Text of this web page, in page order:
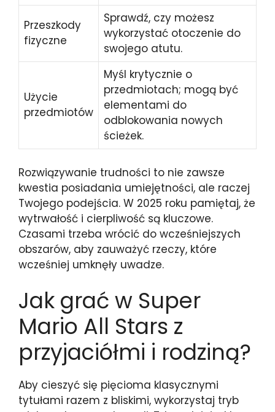
Przeszkody
fizyczne
Sprawdź, czy możesz
wykorzystać otoczenie do
swojego atutu.
Użycie
przedmiotów
Myśl krytycznie o
przedmiotach; mogą być
elementami do
odblokowania nowych
ścieżek.
Rozwiązywanie trudności to nie zawsze
kwestia posiadania umiejętności, ale raczej
Twojego podejścia. W 2025 roku pamiętaj, że
wytrwałość i cierpliwość są kluczowe.
Czasami trzeba wrócić do wcześniejszych
obszarów, aby zauważyć rzeczy, które
wcześniej umknęły uwadze.
Jak grać w Super
Mario All Stars z
przyjaciółmi i rodziną?
Aby cieszyć się pięcioma klasycznymi
tytułami razem z bliskimi, wykorzystaj tryb